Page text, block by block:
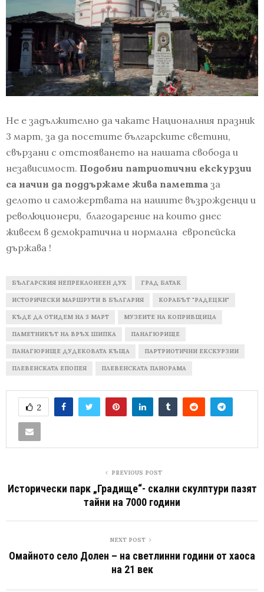
Не е задължително да чакате Националния празник
3 март, за да посетите българските светини,
свързани с отстояването на нашата свобода и
независимост. Подобни патриотични екскурзии
са начин да поддържаме жива паметта за
делото и саможертвата на нашите възрожденци и
революционери, благодарение на които днес
живеем в демократична и нормална европейска
държава !
БЪЛГАРСКИЯ НЕПРЕКЛОНЕЕН ДУХ ГРАД БАТАК
ИСТОРИЧЕСКИ МАРШРУТИ В БЪЛГАРИЯ КОРАБЪТ "РАДЕЦКИ"
КЪДЕ ДА ОТИДЕМ НА 3 МАРТ МУЗЕИТЕ НА КОПРИВЩИЦА
ПАМЕТНИКЪТ НА ВРЪХ ШИПКА ПАНАГЮРИЩЕ
ПАНАГЮРИЩЕ ДУДЕКОВАТА КЪЩА ПАРТРИОТИЧНИ ЕКСКУРЗИИ
ПЛЕВЕНСКАТА ЕПОПЕЯ ПЛЕВЕНСКАТА ПАНОРАМА
2
PREVIOUS POST
Исторически парк „Градище“- скални скулптури пазят
тайни на 7000 години
NEXT POST
Омайното село Долен – на светлинни години от хаоса
на 21 век